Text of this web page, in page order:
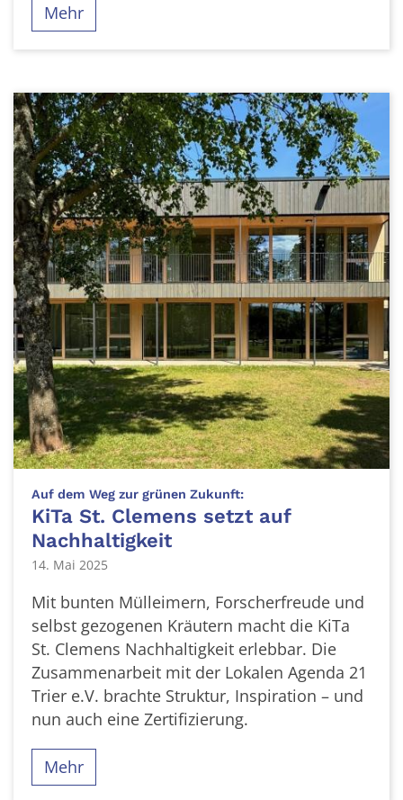
Mehr
Auf dem Weg zur grünen Zukunft::
KiTa St. Clemens setzt auf
Nachhaltigkeit
14. Mai 2025
Mit bunten Mülleimern, Forscherfreude und
selbst gezogenen Kräutern macht die KiTa
St. Clemens Nachhaltigkeit erlebbar. Die
Zusammenarbeit mit der Lokalen Agenda 21
Trier e.V. brachte Struktur, Inspiration – und
nun auch eine Zertifizierung.
Mehr